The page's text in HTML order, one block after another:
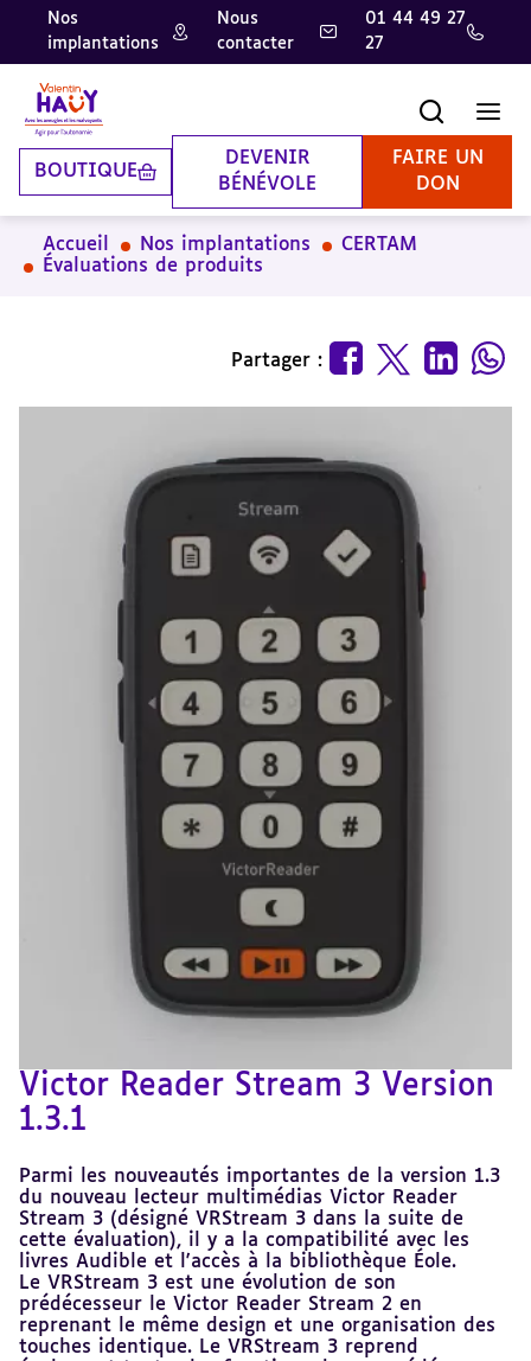
Aller
contenu
principal
Aller
pied
de
page
Aller
la
recherche
Nos
implantations
Nous
contacter
01 44 49 27
27
BOUTIQUE
DEVENIR
BÉNÉVOLE
FAIRE UN
DON
Accueil Nos implantations
CERTAM
Évaluations de produits
Partager :
Victor Reader Stream 3 Version
1.3.1
Parmi les nouveautés importantes de la version 1.3
du nouveau lecteur multimédias Victor Reader
Stream 3 (désigné VRStream 3 dans la suite de
cette évaluation), il y a la compatibilité avec les
livres Audible et l'accès à la bibliothèque Éole.
Le VRStream 3 est une évolution de son
prédécesseur le Victor Reader Stream 2 en
reprenant le même design et une organisation des
touches identique. Le VRStream 3 reprend